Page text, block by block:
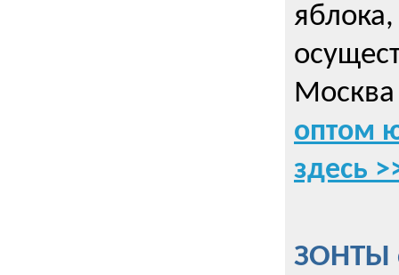
Москва
оптом
здесь
ЗОНТЫ